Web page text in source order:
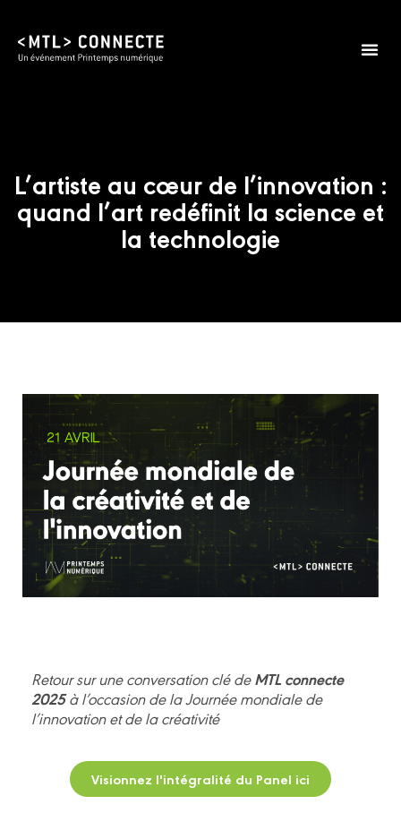
L’artiste au cœur de l’innovation :
quand l’art redéfinit la science et
la technologie
Retour sur une conversation clé deMTL connecte
2025à l’occasion de la Journée mondiale de
l’innovation et de la créativité
Visionnez l'intégralité du Panel ici